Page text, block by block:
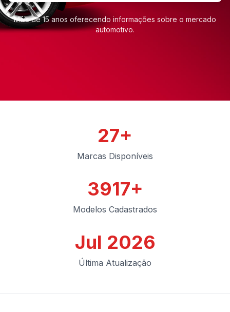
Mais de 15 anos oferecendo informações sobre o mercado
automotivo.
27+
Marcas Disponíveis
3917+
Modelos Cadastrados
Jul 2026
Última Atualização